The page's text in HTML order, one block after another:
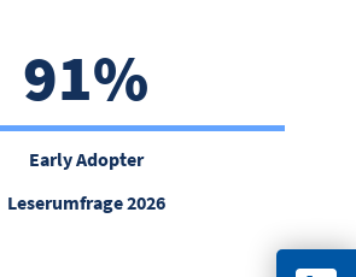
91%
Early Adopter
Leserumfrage 2026